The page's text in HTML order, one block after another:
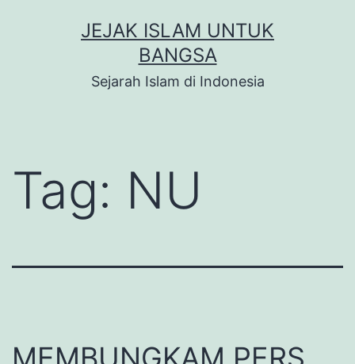
JEJAK ISLAM UNTUK
BANGSA
Sejarah Islam di Indonesia
Tag: NU